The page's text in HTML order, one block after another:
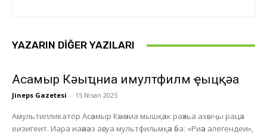
YAZARIN DIĞER YAZILARI
Асҭамыр Кәыҵниа имултфилм ҿыцқәа
Jineps Gazetesi - 15 Nisan 2025
Амультипликатор Асәамыр Кәыәниа мышқәак раәхьа ахәыҷы рацәа
еизигеит. Иара иаәиәаз аәсуа мультфильмқәа әба: «Риәа алегендеи»,